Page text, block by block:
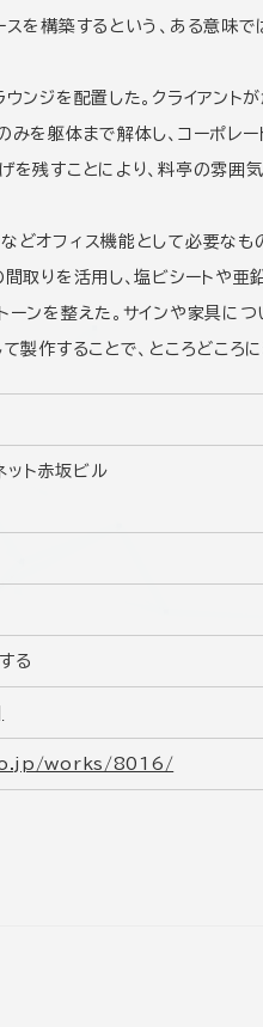
スを構築するという、ある意味
ンジを配置した。クライアント
みを躯体まで解体し、コーポレ
を残すことにより、料亭の雰囲
どオフィス機能として必要なも
間取りを活用し、塩ビシートや
ーンを整えた。サインや家具に
て製作することで、ところどころ
ト赤坂ビル
る
works/8016/